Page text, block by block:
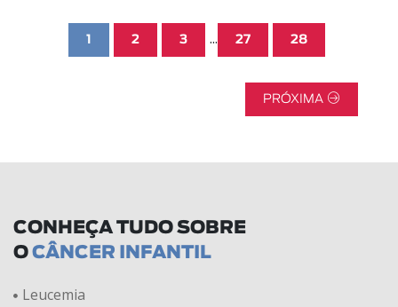
1 2 3 ... 27 28
PRÓXIMA
CONHEÇA TUDO SOBRE
O CÂNCER INFANTIL
Leucemia